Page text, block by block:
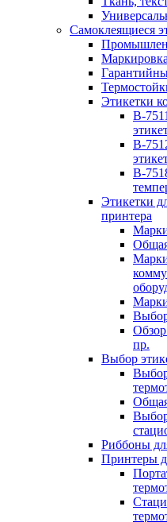
Самоклеящиеся
Этикетки
B-
B-
B-
Этикетки
принтера
Обзор
пр.
Выбор
Риббоны
Принтеры